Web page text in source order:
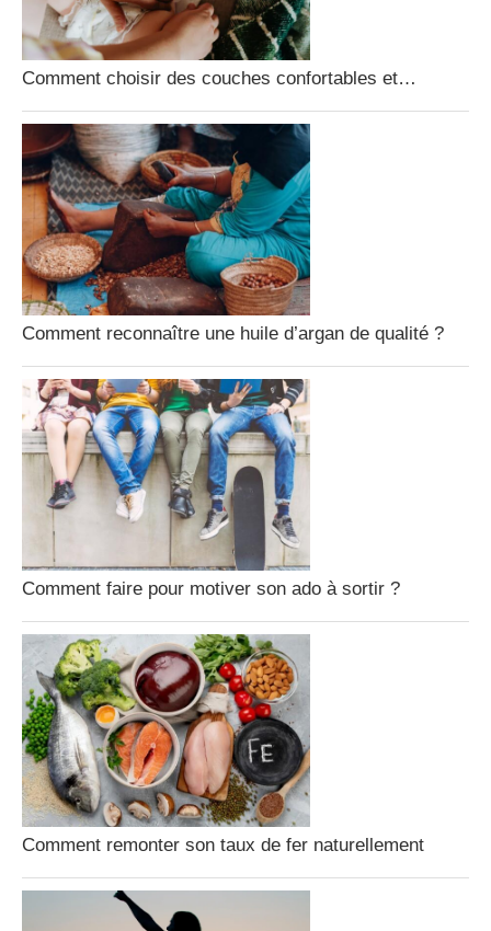
Comment choisir des couches confortables et…
Comment reconnaître une huile d’argan de qualité ?
Comment faire pour motiver son ado à sortir ?
Comment remonter son taux de fer naturellement